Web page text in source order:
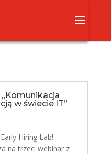
w świecie IT”
Hiring Lab!
na trzeci webinar z